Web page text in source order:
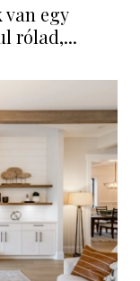
van egy
rólad,...